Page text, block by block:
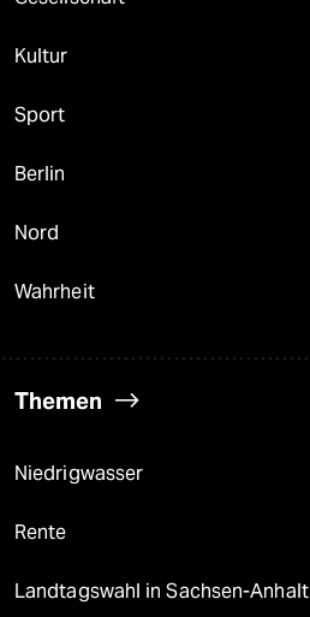
Kultur
Sport
Berlin
Nord
Wahrheit
Themen
Niedrigwasser
Rente
Landtagswahl in Sachsen-Anhalt